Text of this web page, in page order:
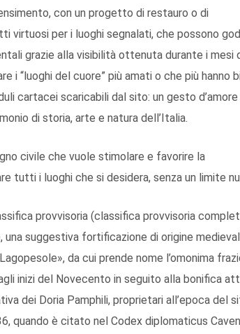
con un progetto di restauro o di
virtuosi per i luoghi segnalati, che possono
grazie alla visibilità ottenuta durante i mesi
i “luoghi del cuore” più amati o che più hanno
cartacei scaricabili dal sito: un gesto d’amore
di storia, arte e natura dell’Italia.
civile che vuole stimolare e favorire la
tutti i luoghi che si desidera, senza un limite
provvisoria (classifica provvisoria
suggestiva fortificazione di origine
da cui prende nome l’omonima
inizi del Novecento in seguito alla bonifica
dei Doria Pamphili, proprietari all’epoca del
quando è citato nel Codex diplomaticus